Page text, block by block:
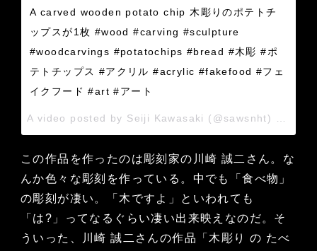
A carved wooden potato chip 木彫りのポテトチ
ップスが1枚 #wood #carving #sculpture
#woodcarvings #potatochips #bread #木彫 #ポ
テトチップス #アクリル #acrylic #fakefood #フェ
イクフード #art #アート
この作品を作ったのは彫刻家の川崎 誠二さん。な
んか色々な彫刻を作っている。中でも「食べ物」
の彫刻が凄い。「木ですよ」といわれても
「は?」ってなるぐらい凄い出来映えなのだ。そ
ういった、川崎 誠二さんの作品「木彫り の たべ